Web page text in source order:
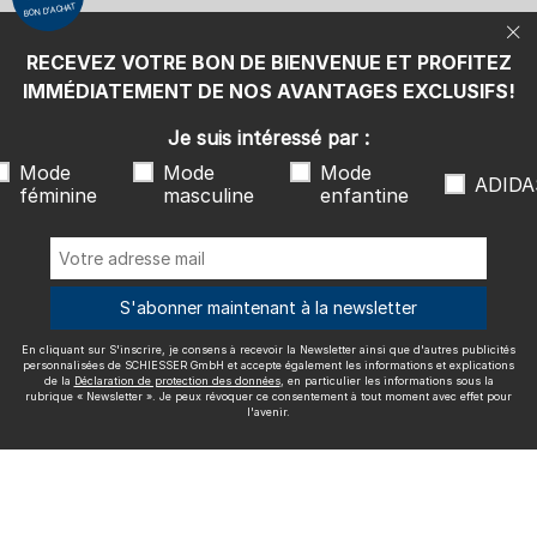
protection des données, en particulier les informations sous la
rubrique « Newsletter ». Je peux révoquer ce consentement à tout
Nous livrons avec
Excellente qualité
Plus d'informations sur nos évaluations
RECEVEZ VOTRE BON DE BIENVENUE ET PROFITEZ
IMMÉDIATEMENT DE NOS AVANTAGES EXCLUSIFS!
BON D'ACHAT
Je suis intéressé par :
Mode
féminine
Mode
masculine
Mode
enfantine
S'abonner maintenant à la newsletter
En cliquant sur S'inscrire, je consens à recevoir la Newsletter ainsi que d'autres publicités
personnalisées de SCHIESSER GmbH et accepte également les informations et explications
de la Déclaration de protection des données, en particulier les informations sous la
rubrique « Newsletter ». Je peux révoquer ce consentement à tout moment avec effet pour
l'avenir.